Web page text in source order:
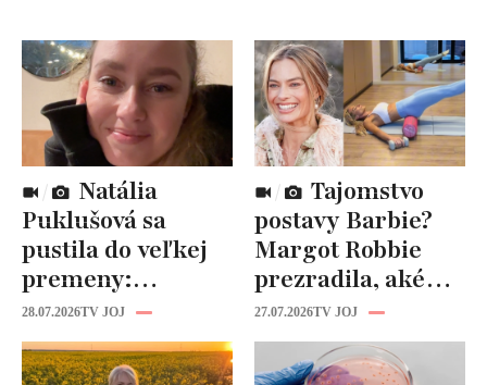
Puklušová sa
pustila do veľkej
premeny:
Odborníci však
varujú, pozor na
prísne diéty!
28.07.2026TV JOJ
postavy Barbie?
Margot Robbie
prezradila, aké
cviky jej pomohli
spevniť celé telo
27.07.2026TV JOJ